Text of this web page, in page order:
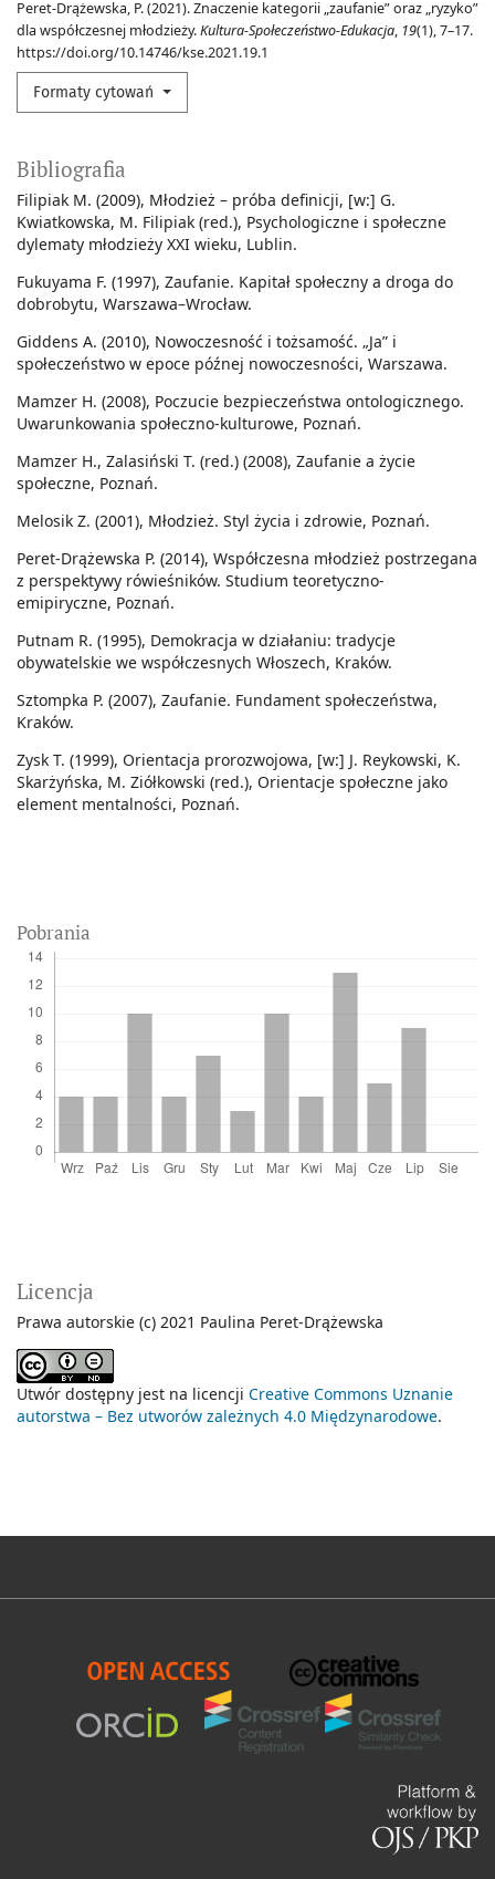
Peret-Drążewska, P. (2021). Znaczenie kategorii „zaufanie” oraz „ryzyko”
dla współczesnej młodzieży.Kultura-Społeczeństwo-Edukacja, 19(1), 7–17.
https://doi.org/10.14746/kse.2021.19.1
Formaty cytowań
Pobrania
Bibliografia
Filipiak M. (2009), Młodzież – próba definicji, [w:] G.
Kwiatkowska, M. Filipiak (red.), Psychologiczne i społeczne
dylematy młodzieży XXI wieku, Lublin.
Fukuyama F. (1997), Zaufanie. Kapitał społeczny a droga do
dobrobytu, Warszawa–Wrocław.
Giddens A. (2010), Nowoczesność i tożsamość. „Ja” i
społeczeństwo w epoce późnej nowoczesności, Warszawa.
Mamzer H. (2008), Poczucie bezpieczeństwa ontologicznego.
Uwarunkowania społeczno-kulturowe, Poznań.
Mamzer H., Zalasiński T. (red.) (2008), Zaufanie a życie
społeczne, Poznań.
Melosik Z. (2001), Młodzież. Styl życia i zdrowie, Poznań.
Peret-Drążewska P. (2014), Współczesna młodzież postrzegana
z perspektywy rówieśników. Studium teoretyczno-
emipiryczne, Poznań.
Putnam R. (1995), Demokracja w działaniu: tradycje
obywatelskie we współczesnych Włoszech, Kraków.
Sztompka P. (2007), Zaufanie. Fundament społeczeństwa,
Kraków.
Zysk T. (1999), Orientacja prorozwojowa, [w:] J. Reykowski, K.
Skarżyńska, M. Ziółkowski (red.), Orientacje społeczne jako
element mentalności, Poznań.
Licencja
Prawa autorskie (c) 2021 Paulina Peret-Drążewska
Utwór dostępny jest na licencji Creative Commons Uznanie
autorstwa – Bez utworów zależnych 4.0 Międzynarodowe.